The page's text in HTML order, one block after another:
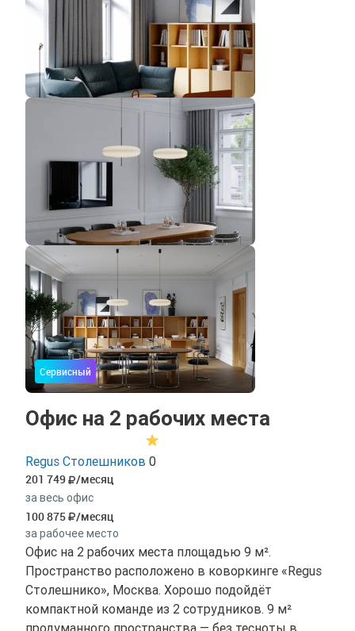
Сервисный
Офис на 2 рабочих места
Regus Столешников 0
201 749 /месяц
за весь офис
100 875 /месяц
за рабочее место
Офис на 2 рабочих места площадью 9 м².
Пространство расположено в коворкинге «Regus
Столешнико», Москва. Хорошо подойдёт
компактной команде из 2 сотрудников. 9 м²